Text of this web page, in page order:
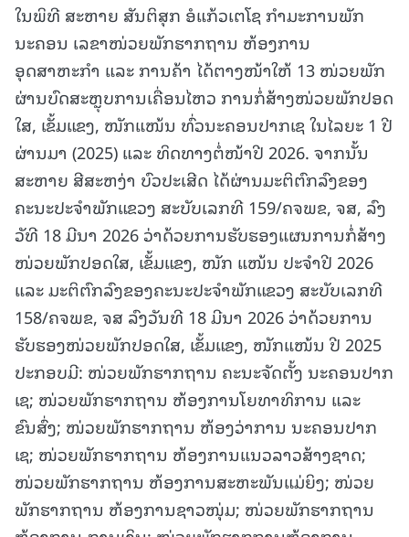
ໃນພິທີ ສະຫາຍ ສັນຕິສຸກ ອໍແກ້ວເຕໂຊ ກຳມະການພັກ
ນະຄອນ ເລຂາໜ່ວຍພັກຮາກຖານ ຫ້ອງການ
ອຸດສາຫະກຳ ແລະ ການຄ້າ ໄດ້ຕາງໜ້າໃຫ້ 13 ໜ່ວຍພັກ
ຜ່ານບົດສະຫຼຸບການເຄື່ອນໄຫວ ການກໍ່ສ້າງໜ່ວຍພັກປອດ
ໃສ, ເຂັ້ມແຂງ, ໜັກແໜ້ນ ທົ່ວນະຄອນປາກເຊ ໃນໄລຍະ 1 ປີ
ຜ່ານມາ (2025) ແລະ ທິດທາງຕໍ່ໜ້າປີ 2026. ຈາກນັ້ນ
ສະຫາຍ ສີສະຫງ່າ ບົວປະເສີດ ໄດ້ຜ່ານມະຕິຕົກລົງຂອງ
ຄະນະປະຈຳພັກແຂວງ ສະບັບເລກທີ 159/ຄຈພຂ, ຈສ, ລົງ
ວັທີ 18 ມີນາ 2026 ວ່າດ້ວຍການຮັບຮອງແຜນການກໍ່ສ້າງ
ໜ່ວຍພັກປອດໃສ, ເຂັ້ມແຂງ, ໜັກ ແໜ້ນ ປະຈຳປີ 2026
ແລະ ມະຕິຕົກລົງຂອງຄະນະປະຈຳພັກແຂວງ ສະບັບເລກທີ
158/ຄຈພຂ, ຈສ ລົງວັນທີ 18 ມີນາ 2026 ວ່າດ້ວຍການ
ຮັບຮອງໜ່ວຍພັກປອດໃສ, ເຂັ້ມແຂງ, ໜັກແໜ້ນ ປີ 2025
ປະກອບມີ: ໜ່ວຍພັກຮາກຖານ ຄະນະຈັດຕັ້ງ ນະຄອນປາກ
ເຊ; ໜ່ວຍພັກຮາກຖານ ຫ້ອງການໂຍທາທິການ ແລະ
ຂົນສົ່ງ; ໜ່ວຍພັກຮາກຖານ ຫ້ອງວ່າການ ນະຄອນປາກ
ເຊ; ໜ່ວຍພັກຮາກຖານ ຫ້ອງການແນວລາວສ້າງຊາດ;
ໜ່ວຍພັກຮາກຖານ ຫ້ອງການສະຫະພັນແມ່ຍິງ; ໜ່ວຍ
ພັກຮາກຖານ ຫ້ອງການຊາວໜຸ່ມ; ໜ່ວຍພັກຮາກຖານ